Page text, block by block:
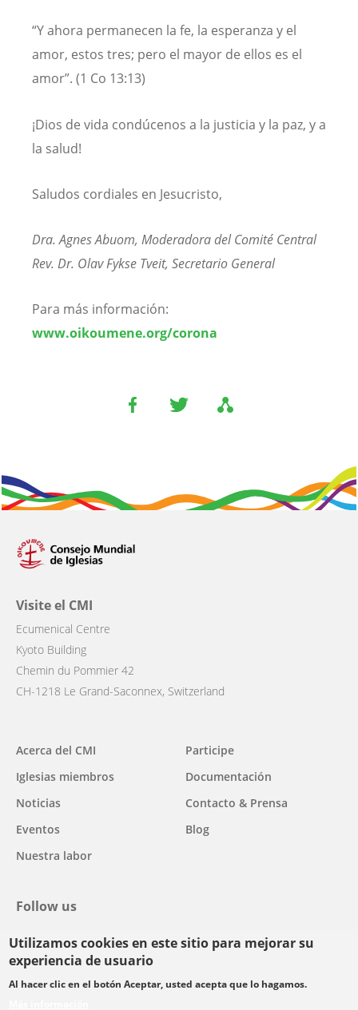
Utilizamos cookies en este sitio para mejorar su
experiencia de usuario
Al hacer clic en el botón Aceptar, usted acepta que lo hagamos.
“Y ahora permanecen la fe, la esperanza y el
amor, estos tres; pero el mayor de ellos es el
amor”. (1 Co 13:13)
¡Dios de vida condúcenos a la justicia y la paz, y a
la salud!
Saludos cordiales en Jesucristo,
Dra. Agnes Abuom, Moderadora del Comité Central
Rev. Dr. Olav Fykse Tveit, Secretario General
Para más información:
www.oikoumene.org/corona
Visite el CMI
Ecumenical Centre
Kyoto Building
Chemin du Pommier 42
CH-1218 Le Grand-Saconnex, Switzerland
Main
navigation
Acerca del CMI
Iglesias miembros
Noticias
Eventos
Nuestra labor
Participe
Documentación
Contacto & Prensa
Blog
Follow us
facebook
twitteryoutubeyoutubeinstagram
Select